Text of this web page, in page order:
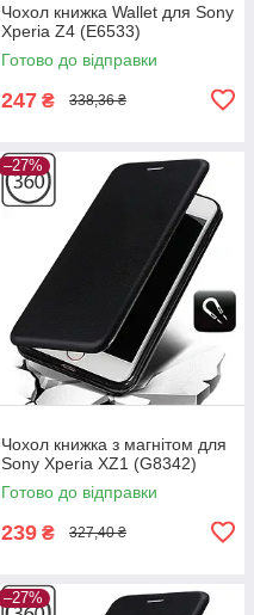
Чохол книжка Wallet для Sony
Xperia Z4 (E6533)
Готово до відправки
247 ₴ 338,36 ₴
–27%
Чохол книжка з магнітом для
Sony Xperia XZ1 (G8342)
Готово до відправки
239 ₴ 327,40 ₴
–27%